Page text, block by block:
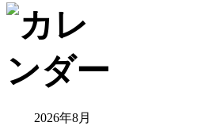
2026年8月